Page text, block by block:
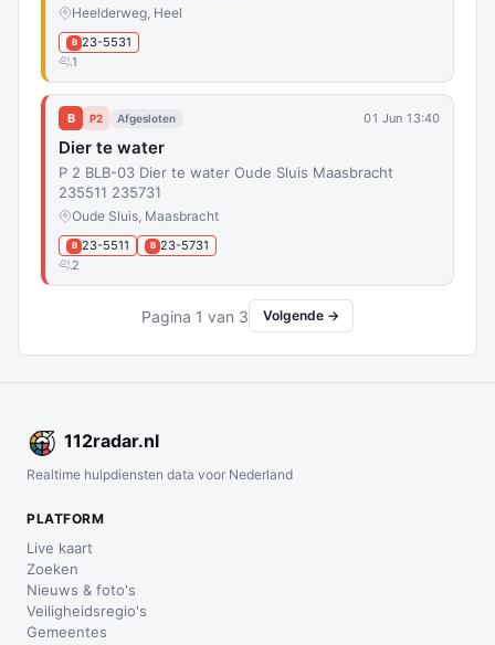
Heelderweg, Heel
B 23-5531
1
B P2 Afgesloten 01 Jun 13:40
Dier te water
P 2 BLB-03 Dier te water Oude Sluis Maasbracht
235511 235731
Oude Sluis, Maasbracht
B 23-5511 B 23-5731
2
Pagina 1 van 3 Volgende →
112radar.nl
Realtime hulpdiensten data voor Nederland
PLATFORM
Live kaart
Zoeken
Nieuws & foto's
Veiligheidsregio's
Gemeentes